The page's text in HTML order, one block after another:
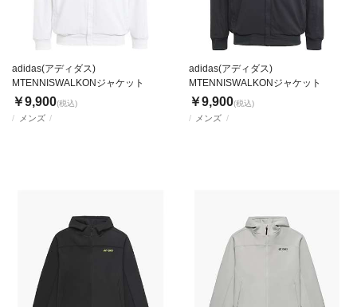
メンズ
adidas(アディダス)
MTENNISWALKONジャケット
￥9,900(税込)
メンズ
adidas(アディダス)
MTENNISWALKONジャケット
￥9,900(税込)